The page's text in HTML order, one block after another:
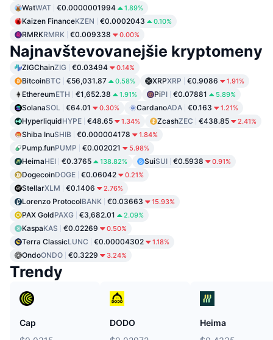
WatWAT €0.0000001994 1.89%
Kaizen FinanceKZEN €0.0002043 0.10%
RMRKRMRK €0.009338 0.00%
Najnavštevovanejšie kryptomeny
ZIGChainZIG €0.03494 0.14%
BitcoinBTC €56,031.87 0.58% XRPXRP €0.9086 1.91%
EthereumETH €1,652.38 1.91% PiPI €0.07881 5.89%
SolanaSOL €64.01 0.30% CardanoADA €0.163 1.21%
HyperliquidHYPE €48.65 1.34% ZcashZEC €438.85 2.41%
Shiba InuSHIB €0.000004178 1.84%
Pump.funPUMP €0.002021 5.98%
HeimaHEI €0.3765 138.82% SuiSUI €0.5938 0.91%
DogecoinDOGE €0.06042 0.21%
StellarXLM €0.1406 2.76%
Lorenzo ProtocolBANK €0.03663 15.93%
PAX GoldPAXG €3,682.01 2.09%
KaspaKAS €0.02269 0.50%
Terra ClassicLUNC €0.00004302 1.18%
OndoONDO €0.3229 3.24%
Trendy
Cap
DODO
Heima